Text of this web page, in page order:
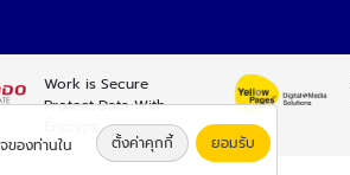
Work is Secure
Protect Data With
ของท่านใน
ตั้งค่าคุกกี้ ยอมรับ